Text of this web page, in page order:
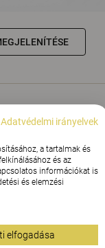
Adatvédelmi irányelvek
a tartalmak és
és az
információkat is
és elemzési
elfogadása